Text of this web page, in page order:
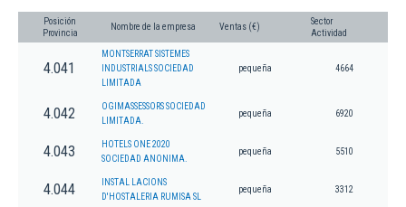
Posición
Provincia
Nombre de la empresa Ventas (€)
Sector
Actividad
4.041
MONTSERRAT SISTEMES
INDUSTRIALS SOCIEDAD
LIMITADA
pequeña 4664
4.042
OGIMASSESSORS SOCIEDAD
LIMITADA.
pequeña 6920
4.043
HOTELS ONE 2020
SOCIEDAD ANONIMA.
pequeña 5510
4.044
INSTAL LACIONS
D'HOSTALERIA RUMISA SL
pequeña 3312